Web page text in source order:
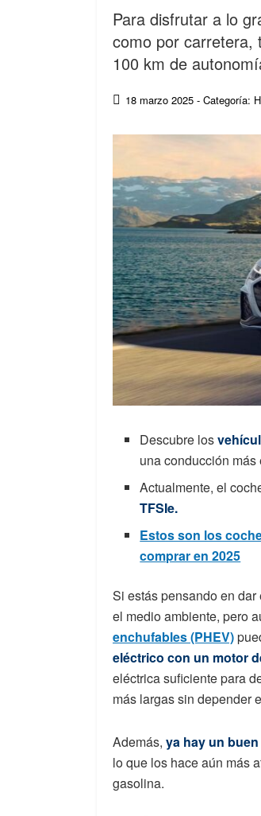
Para disfrutar a lo
como por carretera,
100 km de
18 marzo 2025 - Categoría:
Descubre los
una conducción
Actualmente, el
TFSIe.
Estos son los
comprar en 2025
Si estás pensando en
el medio ambiente, pero
enchufables (PHEV)
eléctrico con un motor
eléctrica suficiente para
más largas sin depender
Además, ya hay un
lo que los hace aún más
gasolina.